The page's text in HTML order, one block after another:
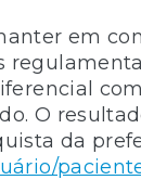
em
O
da